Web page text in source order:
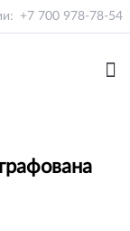
+7 700 978-78-54